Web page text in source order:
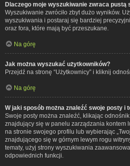
Dlaczego moje wyszukiwanie zwraca pustą
Wyszukiwanie zwróciło zbyt dużo wyników.
wyszukiwania i postaraj się bardziej
oraz fora, które mają być przeszukane.
Na górę
Jak można wyszukać użytkowników?
Przejdź na stronę “Użytkownicy” i kliknij
Na górę
W jaki sposób można znaleźć swoje posty i
Swoje posty można znaleźć, klikając odnośnik
znajdujący się w panelu zarządzania kontem
na stronie swojego profilu lub wybierając
znajdującego się w górnym lewym rogu
tematy, użyj strony wyszukiwania
odpowiednich funkcji.